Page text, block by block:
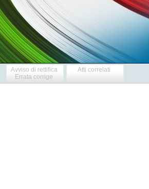
Avviso di rettifica
Errata corrige
Atti correlati